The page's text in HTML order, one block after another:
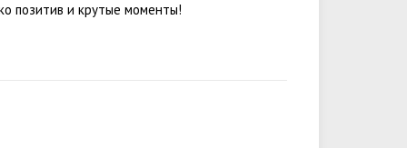
позитив и крутые моменты!